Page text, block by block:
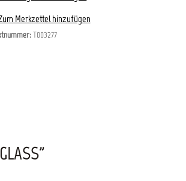
Merkzettel hinzufügen
T003277